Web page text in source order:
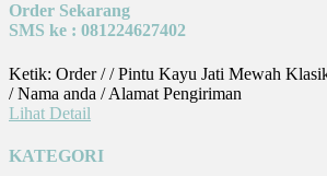
Order Sekarang
SMS ke : 081224627402
Ketik: Order / / Pintu Kayu Jati Mewah
/ Nama anda / Alamat Pengiriman
Lihat Detail
KATEGORI